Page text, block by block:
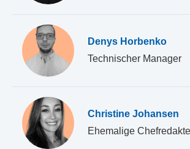
Denys Horbenko
Technischer Manager
Christine Johansen
Ehemalige